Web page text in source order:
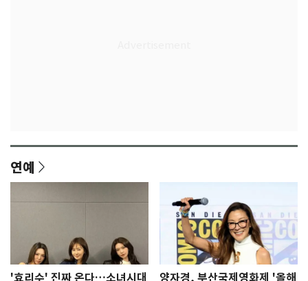
연예
'효리수' 진짜 온다…소녀시대
양자경, 부산국제영화제 '올해